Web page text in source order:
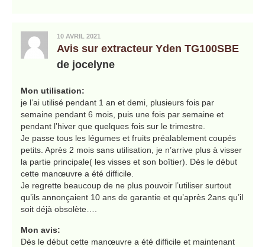
10 AVRIL 2021
Avis sur extracteur Yden TG100SBE
de jocelyne
Mon utilisation:
je l’ai utilisé pendant 1 an et demi, plusieurs fois par
semaine pendant 6 mois, puis une fois par semaine et
pendant l’hiver que quelques fois sur le trimestre.
Je passe tous les légumes et fruits préalablement coupés
petits. Après 2 mois sans utilisation, je n’arrive plus à visser
la partie principale( les visses et son boîtier). Dès le début
cette manœuvre a été difficile.
Je regrette beaucoup de ne plus pouvoir l’utiliser surtout
qu’ils annonçaient 10 ans de garantie et qu’après 2ans qu’il
soit déjà obsolète….
Mon avis:
Dès le début cette manœuvre a été difficile et maintenant